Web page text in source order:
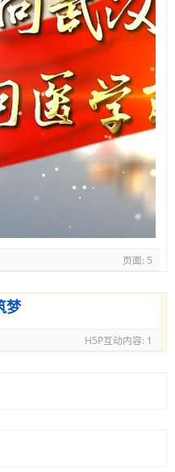
页面: 5
梦
H5P互动内容: 1